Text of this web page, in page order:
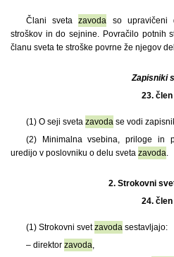
Člani svetazavoda so upravičeni
stroškov in do sejnine. Povračilo potnih
članu sveta te stroške povrne že njegov
Zapisniki
23. člen
(1) O seji sveta zavodase vodi
(2) Minimalna vsebina, priloge in
uredijo v poslovniku o delu sveta zavoda.
2. Strokovni
24. člen
(1) Strokovni svetzavodasestavljajo:
– direktor zavoda,